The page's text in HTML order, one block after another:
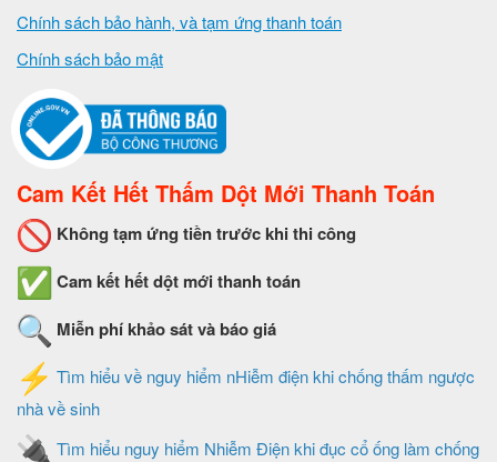
Chính sách bảo hành, và tạm ứng thanh toán
Chính sách bảo mật
Cam Kết Hết Thấm Dột Mới Thanh Toán
Không tạm ứng tiền trước khi thi công
Cam kết hết dột mới thanh toán
Miễn phí khảo sát và báo giá
Tìm hiểu về nguy hiểm nHiễm điện khi chống thấm ngược
nhà về sinh
Tìm hiểu nguy hiểm Nhiễm Điện khi đục cổ ống làm chống